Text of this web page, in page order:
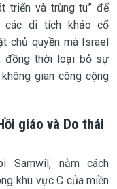
triển và trùng tu” để
các di tích khảo cổ
chủ quyền mà Israel
đồng thời loại bỏ sự
gian công cộng
giáo và Do thái
Samwil, nằm cách
khu vực C của miền